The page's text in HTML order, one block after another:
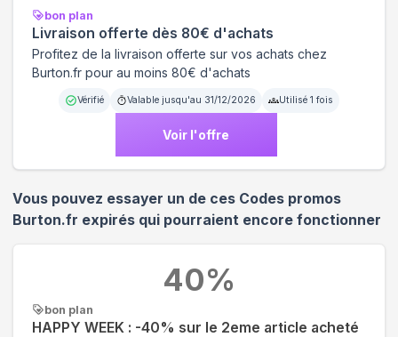
bon plan
Livraison offerte dès 80€ d'achats
Profitez de la livraison offerte sur vos achats chez
Burton.fr pour au moins 80€ d'achats
Vérifié Valable jusqu'au 31/12/2026 Utilisé 1 fois
Voir l'offre
Vous pouvez essayer un de ces Codes promos
Burton.fr expirés qui pourraient encore fonctionner
bon plan
HAPPY WEEK : -40% sur le 2eme article acheté
40%